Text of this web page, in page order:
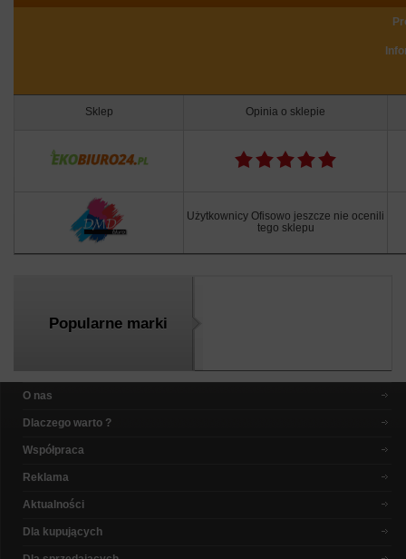
Sklep Opinia o sklepie
Użytkownicy Ofisowo jeszcze nie ocenili
tego sklepu
Popularne marki
O nas
Dlaczego warto ?
Współpraca
Reklama
Aktualności
Dla kupujących